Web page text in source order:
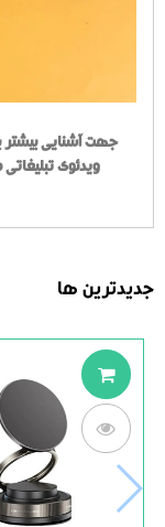
جهت آشنایی بیشتر
ویدئوی
جدیدترین ها